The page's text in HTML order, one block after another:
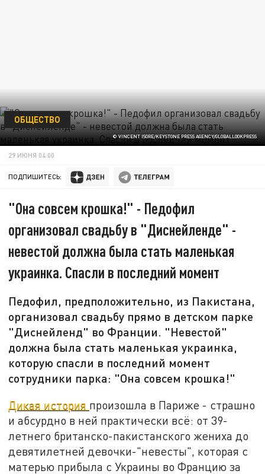
© VINCENT ISORE/KEYSTONE PRESS AGENCY/GLOBALLOOKPRESS
ОБЩЕСТВО
29 ИЮНЯ 04:00
ПОДПИШИТЕСЬ:
"Она совсем крошка!" - Педофил
организовал свадьбу в "Диснейленде" -
невестой должна была стать маленькая
украинка. Спасли в последний момент
Педофил, предположительно, из Пакистана,
организовал свадьбу прямо в детском парке
"Диснейленд" во Франции. "Невестой"
должна была стать маленькая украинка,
которую спасли в последний момент
сотрудники парка: "Она совсем крошка!"
Дикая история произошла в Париже - страшно
и абсурдно в ней практически всё: от 39-
летнего британско-пакистанского жениха до
девятилетней девочки-"невесты", которая с
матерью прибыла с Украины во Францию за